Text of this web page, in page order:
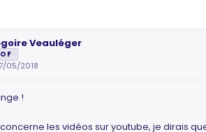
Veauléger
05/2018
!
concerne les vidéos sur youtube, je dirais